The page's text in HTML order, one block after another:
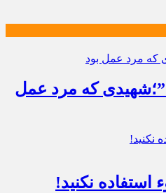
که مرد عمل
استفاده نکنید!